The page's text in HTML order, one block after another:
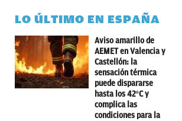
LO ÚLTIMO EN ESPAÑA
Aviso amarillo de
AEMET en Valencia y
Castellón: la
sensación térmica
puede dispararse
hasta los 42ºC y
complica las
condiciones para la